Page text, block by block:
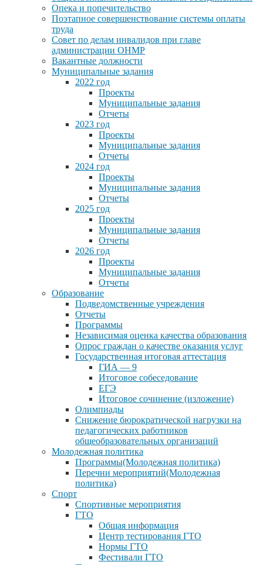
Опека и попечительство
Поэтапное совершенствование системы оплаты
труда
Совет по делам инвалидов при главе
администрации ОНМР
Вакантные должности
Муниципальные задания
2022 год
Проекты
Муниципальные задания
Отчеты
2023 год
Проекты
Муниципальные задания
Отчеты
2024 год
Проекты
Муниципальные задания
Отчеты
2025 год
Проекты
Муниципальные задания
Отчеты
2026 год
Проекты
Муниципальные задания
Отчеты
Образование
Подведомственные учреждения
Отчеты
Программы
Независимая оценка качества образования
Опрос граждан о качестве оказания услуг
Государственная итоговая аттестация
ГИА — 9
Итоговое собеседование
ЕГЭ
Итоговое сочинение (изложение)
Олимпиады
Снижение бюрократической нагрузки на
педагогических работников
общеобразовательных организаций
Молодежная политика
Программы(Молодежная политика)
Перечни мероприятий(Молодежная
политика)
Спорт
Спортивные мероприятия
ГТО
Общая информация
Центр тестирования ГТО
Нормы ГТО
Фестивали ГТО